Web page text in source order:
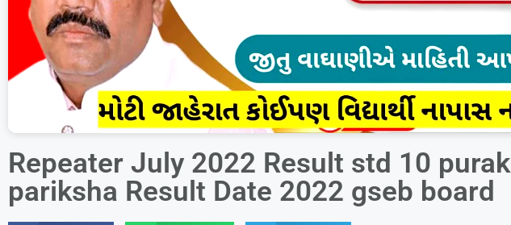
Repeater July 2022 Result std 10 purak
pariksha Result Date 2022 gseb board